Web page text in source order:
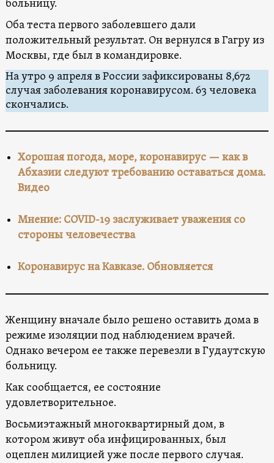
больницу.
Оба теста первого заболевшего дали
положительный результат. Он вернулся в Гагру из
Москвы, где был в командировке.
На утро 9 апреля в России зафиксированы 8,672
случая заболевания коронавирусом. 63 человека
скончались.
Хорошая погода, море, коронавирус — как в
Абхазии следуют требованию оставаться дома.
Видео
Мнение: COVID-19 заслуживает уважения со
стороны человечества
Коронавирус на Кавказе. Обновляется
Женщину вначале было решено оставить дома в
режиме изоляции под наблюдением врачей.
Однако вечером ее также перевезли в Гудаутскую
больницу.
Как сообщается, ее состояние
удовлетворительное.
Восьмиэтажный многоквартирный дом, в
котором живут оба инфицированных, был
оцеплен милицией уже после первого случая.